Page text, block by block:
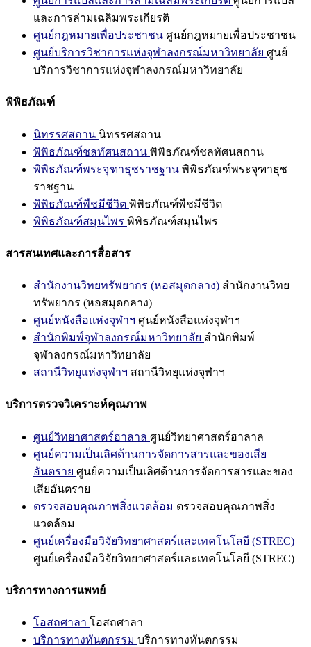
และการล่ามเฉลิมพระเกียรติ
ศูนย์กฎหมายเพื่อประชาชน ศูนย์กฎหมายเพื่อประชาชน
ศูนย์บริการวิชาการแห่งจุฬาลงกรณ์มหาวิทยาลัย ศูนย์
บริการวิชาการแห่งจุฬาลงกรณ์มหาวิทยาลัย
พิพิธภัณฑ์
นิทรรศสถาน นิทรรศสถาน
พิพิธภัณฑ์ชลทัศนสถาน พิพิธภัณฑ์ชลทัศนสถาน
พิพิธภัณฑ์พระจุฑาธุชราชฐาน พิพิธภัณฑ์พระจุฑาธุช
ราชฐาน
พิพิธภัณฑ์พืชมีชีวิต พิพิธภัณฑ์พืชมีชีวิต
พิพิธภัณฑ์สมุนไพร พิพิธภัณฑ์สมุนไพร
สารสนเทศและการสื่อสาร
สำนักงานวิทยทรัพยากร (หอสมุดกลาง) สำนักงานวิทย
ทรัพยากร (หอสมุดกลาง)
ศูนย์หนังสือแห่งจุฬาฯ ศูนย์หนังสือแห่งจุฬาฯ
สำนักพิมพ์จุฬาลงกรณ์มหาวิทยาลัย สำนักพิมพ์
จุฬาลงกรณ์มหาวิทยาลัย
สถานีวิทยุแห่งจุฬาฯ สถานีวิทยุแห่งจุฬาฯ
บริการตรวจวิเคราะห์คุณภาพ
ศูนย์วิทยาศาสตร์ฮาลาล ศูนย์วิทยาศาสตร์ฮาลาล
ศูนย์ความเป็นเลิศด้านการจัดการสารและของเสีย
อันตราย ศูนย์ความเป็นเลิศด้านการจัดการสารและของ
เสียอันตราย
ตรวจสอบคุณภาพสิ่งแวดล้อม ตรวจสอบคุณภาพสิ่ง
แวดล้อม
ศูนย์เครื่องมือวิจัยวิทยาศาสตร์และเทคโนโลยี (STREC)
ศูนย์เครื่องมือวิจัยวิทยาศาสตร์และเทคโนโลยี (STREC)
บริการทางการแพทย์
โอสถศาลา โอสถศาลา
บริการทางทันตกรรม บริการทางทันตกรรม